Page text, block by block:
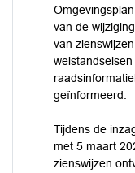
van de
van
geïnformeerd.
Tijdens de
met 5 maart
zienswijzen